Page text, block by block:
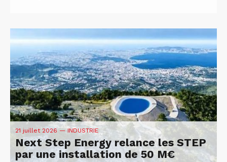
21 juillet 2026 — INDUSTRIE
Next Step Energy relance les STEP
par une installation de 50 M€